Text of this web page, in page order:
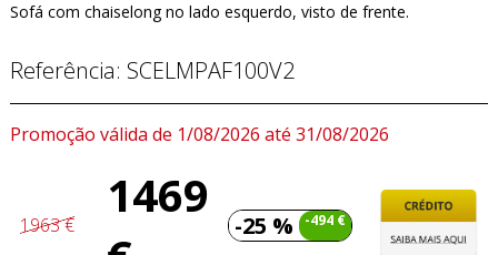
Sofá com chaiselong no lado esquerdo, visto de frente.
Referência: SCELMPAF100V2
Promoção válida de 1/08/2026 até 31/08/2026
1963 €
1469
-25 % -494 €